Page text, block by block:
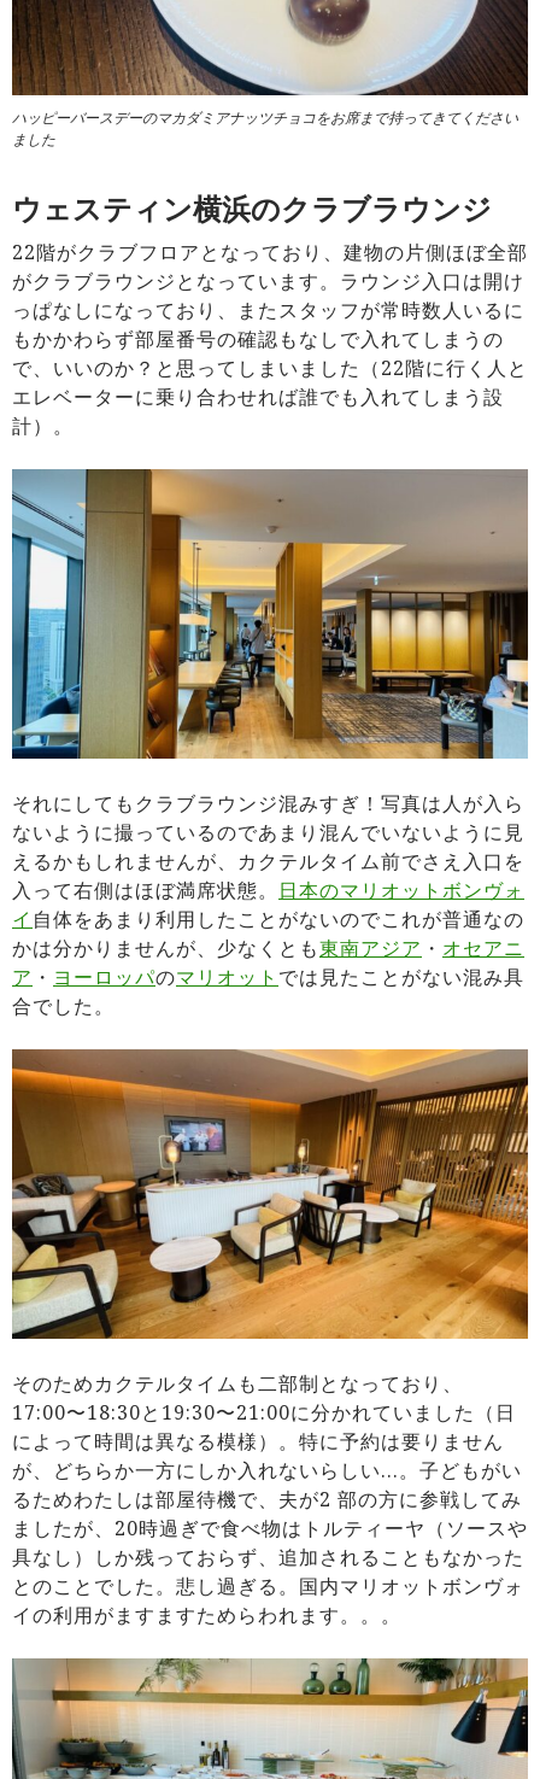
ハッピーバースデーのマカダミアナッツチョコをお席まで持ってきてください
ました
ウェスティン横浜のクラブラウンジ
22階がクラブフロアとなっており、建物の片側ほぼ全部
がクラブラウンジとなっています。ラウンジ入口は開け
っぱなしになっており、またスタッフが常時数人いるに
もかかわらず部屋番号の確認もなしで入れてしまうの
で、いいのか？と思ってしまいました（22階に行く人と
エレベーターに乗り合わせれば誰でも入れてしまう設
計）。
それにしてもクラブラウンジ混みすぎ！写真は人が入ら
ないように撮っているのであまり混んでいないように見
えるかもしれませんが、カクテルタイム前でさえ入口を
入って右側はほぼ満席状態。 日本のマリオットボンヴォ
イ 自体をあまり利用したことがないのでこれが普通なの
かは分かりませんが、少なくとも東南アジア ・ オセアニ
ア ・ ヨーロッパのマリオット では見たことがない混み具
合でした。
そのためカクテルタイムも二部制となっており、
17:00〜18:30と19:30〜21:00に分かれていました（日
によって時間は異なる模様）。特に予約は要りません
が、どちらか一方にしか入れないらしい…。子どもがい
るためわたしは部屋待機で、夫が2 部の方に参戦してみ
ましたが、20時過ぎで食べ物はトルティーヤ（ソースや
具なし）しか残っておらず、追加されることもなかった
とのことでした。悲し過ぎる。国内マリオットボンヴォ
イの利用がますますためらわれます。。。